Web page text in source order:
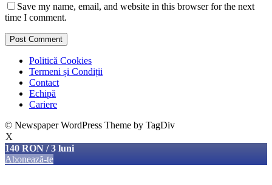
Save my name, email, and website in this browser for the next
time I comment.
Politică Cookies
Termeni și Condiții
Contact
Echipă
Cariere
© Newspaper WordPress Theme by TagDiv
X
140 RON / 3 luni
Abonează-te